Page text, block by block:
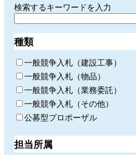
検索するキーワードを入力
種類
一般競争入札（建設工事）
一般競争入札（物品）
一般競争入札（業務委託）
一般競争入札（その他）
公募型プロポーザル
担当所属